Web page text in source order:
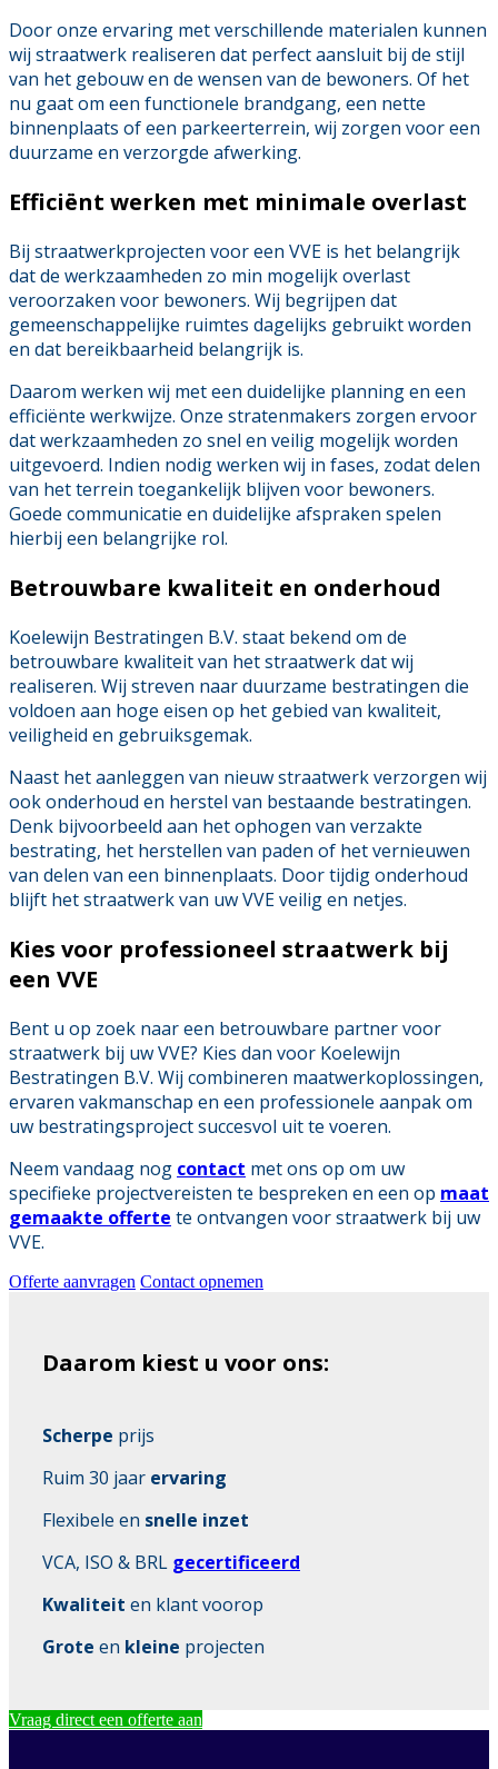
Door onze ervaring met verschillende materialen kunnen
wij straatwerk realiseren dat perfect aansluit bij de stijl
van het gebouw en de wensen van de bewoners. Of het
nu gaat om een functionele brandgang, een nette
binnenplaats of een parkeerterrein, wij zorgen voor een
duurzame en verzorgde afwerking.
Efficiënt werken met minimale overlast
Bij straatwerkprojecten voor een VVE is het belangrijk
dat de werkzaamheden zo min mogelijk overlast
veroorzaken voor bewoners. Wij begrijpen dat
gemeenschappelijke ruimtes dagelijks gebruikt worden
en dat bereikbaarheid belangrijk is.
Daarom werken wij met een duidelijke planning en een
efficiënte werkwijze. Onze stratenmakers zorgen ervoor
dat werkzaamheden zo snel en veilig mogelijk worden
uitgevoerd. Indien nodig werken wij in fases, zodat delen
van het terrein toegankelijk blijven voor bewoners.
Goede communicatie en duidelijke afspraken spelen
hierbij een belangrijke rol.
Betrouwbare kwaliteit en onderhoud
Koelewijn Bestratingen B.V. staat bekend om de
betrouwbare kwaliteit van het straatwerk dat wij
realiseren. Wij streven naar duurzame bestratingen die
voldoen aan hoge eisen op het gebied van kwaliteit,
veiligheid en gebruiksgemak.
Naast het aanleggen van nieuw straatwerk verzorgen wij
ook onderhoud en herstel van bestaande bestratingen.
Denk bijvoorbeeld aan het ophogen van verzakte
bestrating, het herstellen van paden of het vernieuwen
van delen van een binnenplaats. Door tijdig onderhoud
blijft het straatwerk van uw VVE veilig en netjes.
Kies voor professioneel straatwerk bij
een VVE
Bent u op zoek naar een betrouwbare partner voor
straatwerk bij uw VVE? Kies dan voor Koelewijn
Bestratingen B.V. Wij combineren maatwerkoplossingen,
ervaren vakmanschap en een professionele aanpak om
uw bestratingsproject succesvol uit te voeren.
Neem vandaag nog contact met ons op om uw
specifieke projectvereisten te bespreken en een op maat
gemaakte offerte te ontvangen voor straatwerk bij uw
VVE.
Offerte aanvragen Contact opnemen
Daarom kiest u voor ons:
Scherpe prijs
Ruim 30 jaar ervaring
Flexibele en snelle inzet
VCA, ISO & BRL gecertificeerd
Kwaliteit en klant voorop
Grote en kleine projecten
Vraag direct een offerte aan